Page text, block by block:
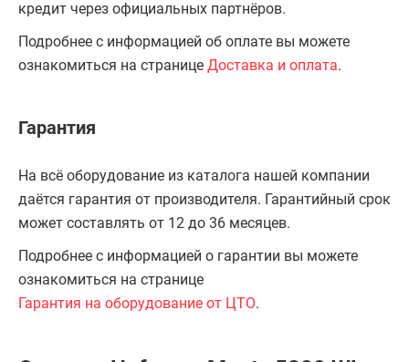
кредит через официальных партнёров.
Подробнее с информацией об оплате вы можете
ознакомиться на странице Доставка и оплата.
Гарантия
На всё оборудование из каталога нашей компании
даётся гарантия от производителя. Гарантийный срок
может составлять от 12 до 36 месяцев.
Подробнее с информацией о гарантии вы можете
ознакомиться на странице
Гарантия на оборудование от ЦТО.